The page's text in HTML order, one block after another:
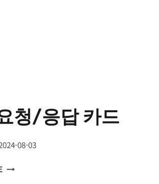
청/응답 카드
08-03
기